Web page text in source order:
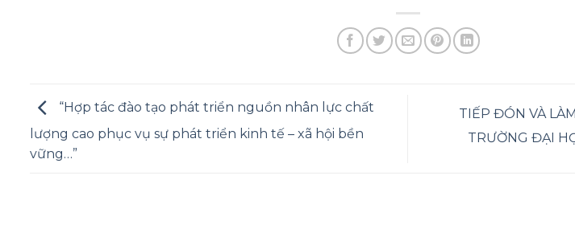
“Hợp tác đào tạo phát triển nguồn nhân lực chất
lượng cao phục vụ sự phát triển kinh tế – xã hội bền
vững…”
TIẾP ĐÓN VÀ
TRƯỜNG ĐẠI